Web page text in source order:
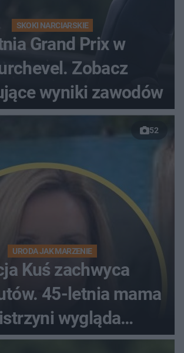
SKOKI NARCIARSKIE
Grand Prix w
Zobacz
wyniki zawodów
52
URODA JAK MARZENIE
Kuś zachwyca
45-letnia mama
wygląda
zjawiskowo